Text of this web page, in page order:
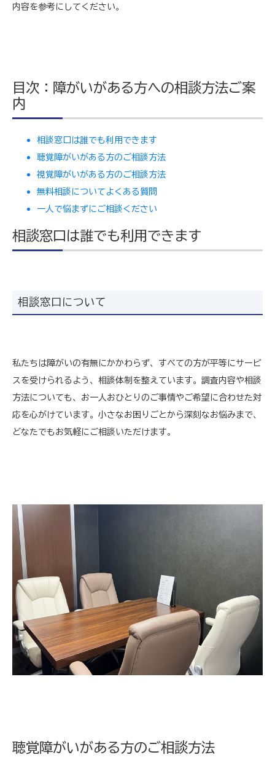
内容を参考にしてください。
目次：障がいがある方への相談方法ご案
内
相談窓口は誰でも利用できます
聴覚障がいがある方のご相談方法
視覚障がいがある方のご相談方法
無料相談についてよくある質問
一人で悩まずにご相談ください
相談窓口は誰でも利用できます
相談窓口について
私たちは障がいの有無にかかわらず、すべての方が平等にサービ
スを受けられるよう、相談体制を整えています。調査内容や相談
方法についても、お一人おひとりのご事情やご希望に合わせた対
応を心がけています。小さなお困りごとから深刻なお悩みまで、
どなたでもお気軽にご相談いただけます。
聴覚障がいがある方のご相談方法